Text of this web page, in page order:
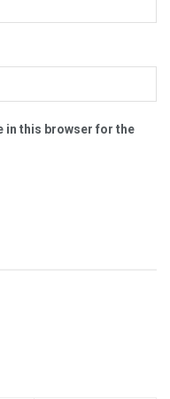
in this browser for the